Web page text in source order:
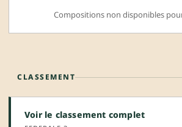
Compositions non disponibles
CLASSEMENT
Voir le classement complet